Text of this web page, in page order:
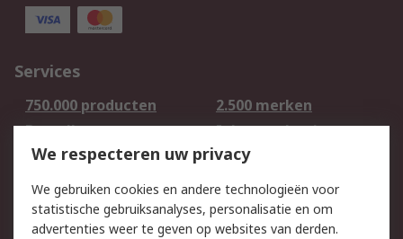
Services
750.000 producten
2.500 merken
Bestellen
Inkoopoplossingen
Retouren
Technisch advies
Track & Trace
Wettelijk
We respecteren uw privacy
We gebruiken cookies en andere technologieën voor
statistische gebruiksanalyses, personalisatie en om
advertenties weer te geven op websites van derden.